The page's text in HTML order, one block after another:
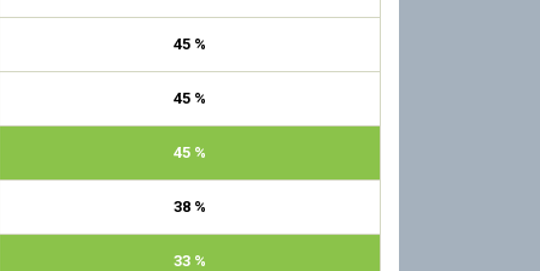
45 %
45 %
45 %
38 %
33 %